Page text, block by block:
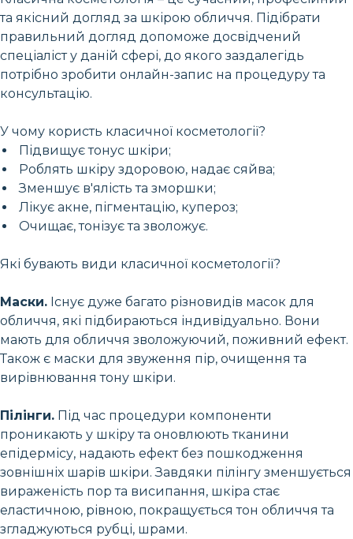
та якісний догляд за шкірою обличчя. Підібрати
правильний догляд допоможе досвідчений
спеціаліст у даній сфері, до якого заздалегідь
потрібно зробити онлайн-запис на процедуру та
консультацію.
У чому користь класичної косметології?
Підвищує тонус шкіри;
Роблять шкіру здоровою, надає сяйва;
Зменшує в'ялість та зморшки;
Лікує акне, пігментацію, купероз;
Очищає, тонізує та зволожує.
Які бувають види класичної косметології?
Маски. Існує дуже багато різновидів масок для
обличчя, які підбираються індивідуально. Вони
мають для обличчя зволожуючий, поживний ефект.
Також є маски для звуження пір, очищення та
вирівнювання тону шкіри.
Пілінги. Під час процедури компоненти
проникають у шкіру та оновлюють тканини
епідермісу, надають ефект без пошкодження
зовнішніх шарів шкіри. Завдяки пілінгу зменшується
вираженість пор та висипання, шкіра стає
еластичною, рівною, покращується тон обличчя та
згладжуються рубці, шрами.